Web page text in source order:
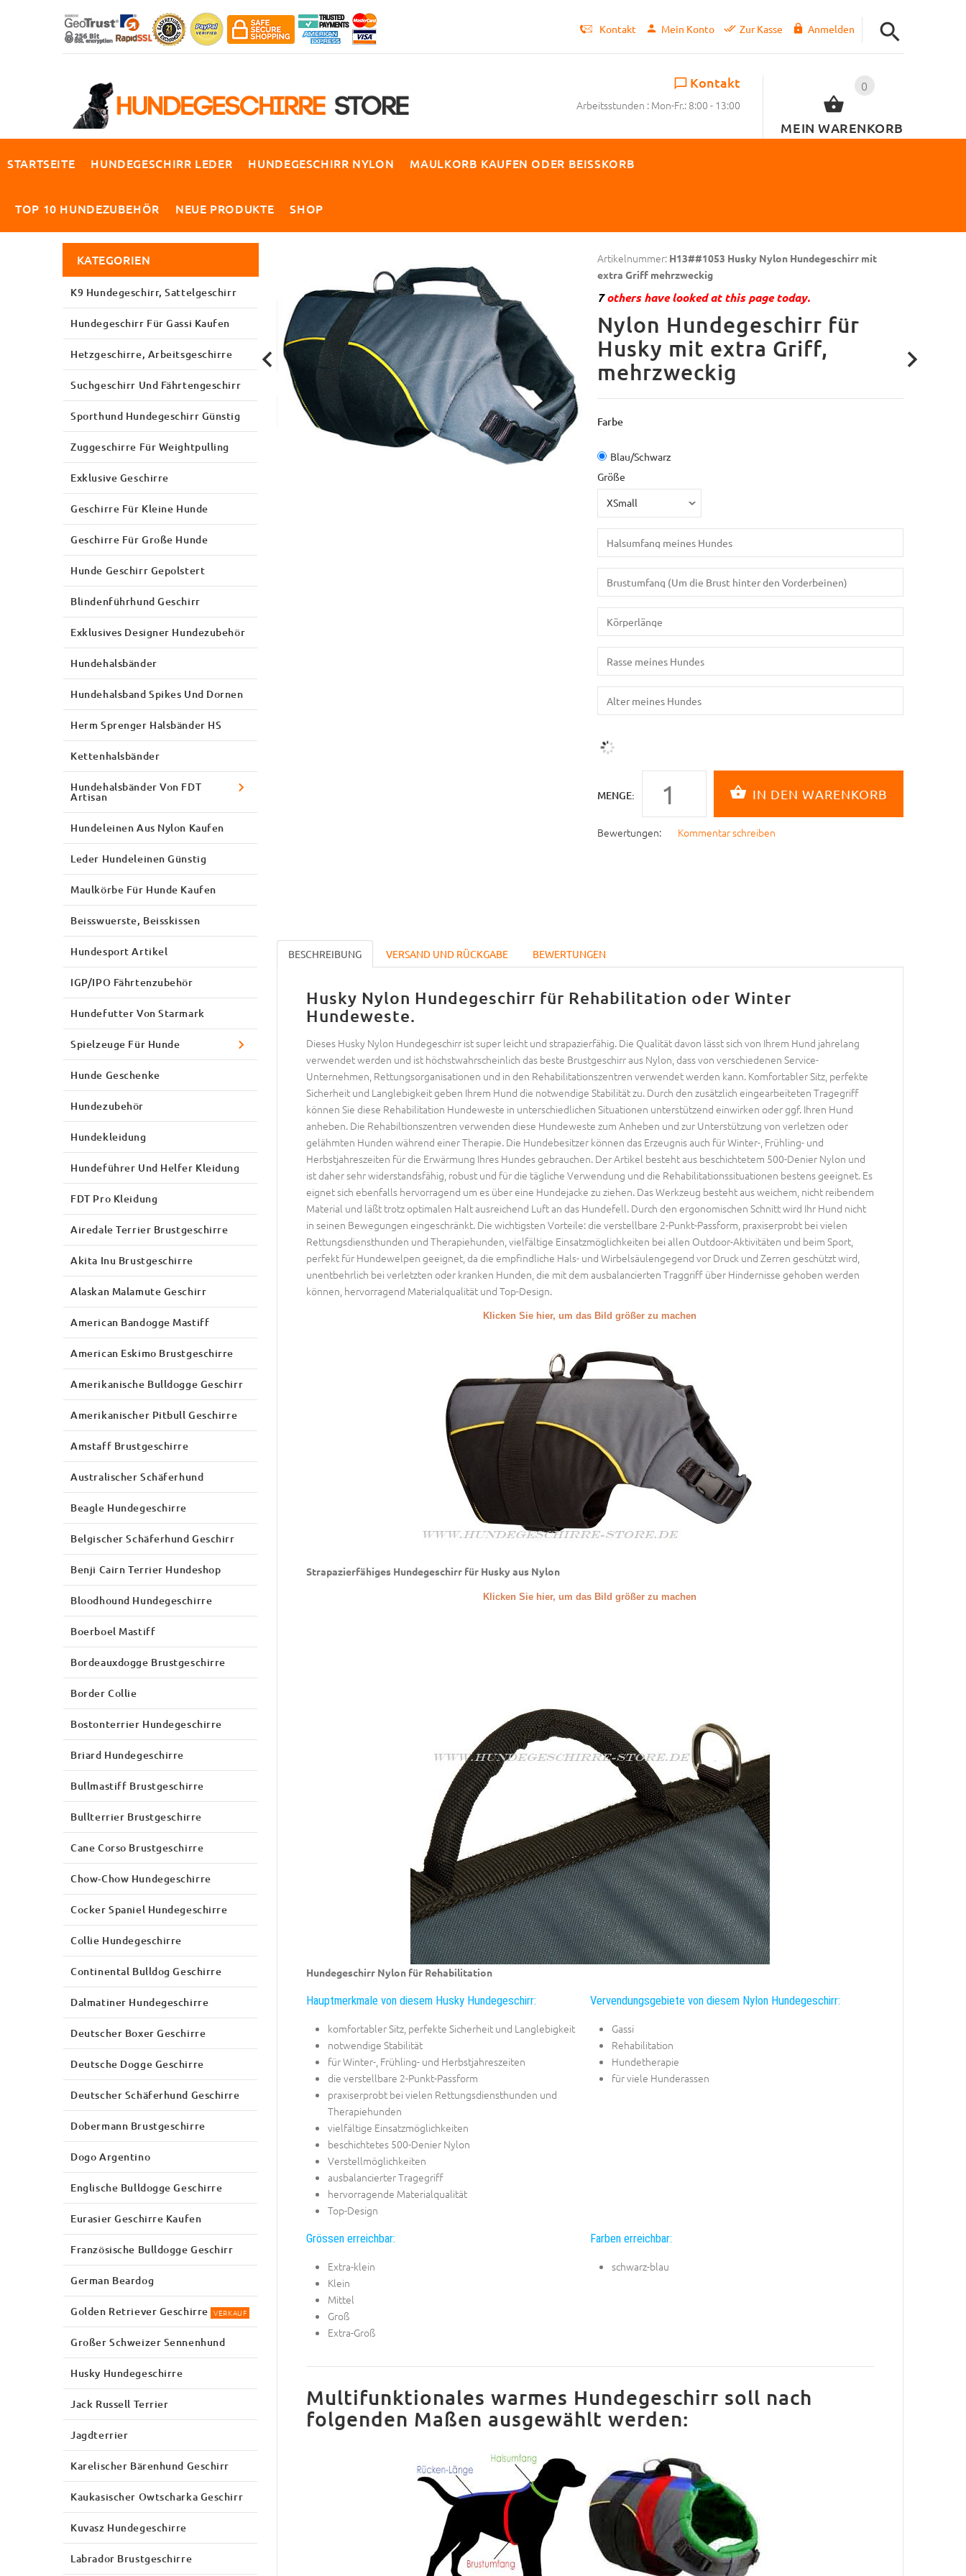
Kontakt Mein Konto Zur Kasse Anmelden
0
MEIN WARENKORB
Kontakt
Arbeitsstunden : Mon-Fr.: 8:00 - 13:00
STARTSEITE HUNDEGESCHIRR LEDER HUNDEGESCHIRR NYLON MAULKORB KAUFEN ODER BEISSKORB
TOP 10 HUNDEZUBEHÖR NEUE PRODUKTE SHOP
Artikelnummer: H13##1053 Husky Nylon Hundegeschirr mit
extra Griff mehrzweckig
7others have looked at this page today.
Nylon Hundegeschirr für
Husky mit extra Griff,
mehrzweckig
Farbe
Blau/Schwarz
Größe
MENGE:
Bewertungen: Kommentar schreiben
BESCHREIBUNG VERSAND UND RÜCKGABE BEWERTUNGEN
Husky Nylon Hundegeschirr für Rehabilitation oder Winter
Hundeweste.
Dieses Husky Nylon Hundegeschirr ist super leicht und strapazierfähig. Die Qualität davon lässt sich von Ihrem Hund jahrelang
verwendet werden und ist höchstwahrscheinlich das beste Brustgeschirr aus Nylon, dass von verschiedenen Service-
Unternehmen, Rettungsorganisationen und in den Rehabilitationszentren verwendet werden kann. Komfortabler Sitz, perfekte
Sicherheit und Langlebigkeit geben Ihrem Hund die notwendige Stabilität zu. Durch den zusätzlich eingearbeiteten Tragegriff
können Sie diese Rehabilitation Hundeweste in unterschiedlichen Situationen unterstützend einwirken oder ggf. Ihren Hund
anheben. Die Rehabiltionszentren verwenden diese Hundeweste zum Anheben und zur Unterstützung von verletzen oder
gelähmten Hunden während einer Therapie. Die Hundebesitzer können das Erzeugnis auch für Winter-, Frühling- und
Herbstjahreszeiten für die Erwärmung Ihres Hundes gebrauchen. Der Artikel besteht aus beschichtetem 500-Denier Nylon und
ist daher sehr widerstandsfähig, robust und für die tägliche Verwendung und die Rehabilitationssituationen bestens geeignet. Es
eignet sich ebenfalls hervorragend um es über eine Hundejacke zu ziehen. Das Werkzeug besteht aus weichem, nicht reibendem
Material und läßt trotz optimalen Halt ausreichend Luft an das Hundefell. Durch den ergonomischen Schnitt wird Ihr Hund nicht
in seinen Bewegungen eingeschränkt. Die wichtigsten Vorteile: die verstellbare 2-Punkt-Passform, praxiserprobt bei vielen
Rettungsdiensthunden und Therapiehunden, vielfältige Einsatzmöglichkeiten bei allen Outdoor-Aktivitäten und beim Sport,
perfekt für Hundewelpen geeignet, da die empfindliche Hals- und Wirbelsäulengegend vor Druck und Zerren geschützt wird,
unentbehrlich bei verletzten oder kranken Hunden, die mit dem ausbalancierten Traggriff über Hindernisse gehoben werden
können, hervorragend Materialqualität und Top-Design.
Klicken Sie hier, um das Bild größer zu machen
Strapazierfähiges Hundegeschirr für Husky aus Nylon
Klicken Sie hier, um das Bild größer zu machen
Hundegeschirr Nylon für Rehabilitation
Hauptmerkmale von diesem Husky Hundegeschirr:
komfortabler Sitz, perfekte Sicherheit und Langlebigkeit
notwendige Stabilität
für Winter-, Frühling- und Herbstjahreszeiten
die verstellbare 2-Punkt-Passform
praxiserprobt bei vielen Rettungsdiensthunden und
Therapiehunden
vielfältige Einsatzmöglichkeiten
beschichtetes 500-Denier Nylon
Verstellmöglichkeiten
ausbalancierter Tragegriff
hervorragende Materialqualität
Top-Design
Vervendungsgebiete von diesem Nylon Hundegeschirr:
Gassi
Rehabilitation
Hundetherapie
für viele Hunderassen
Grössen erreichbar:
Extra-klein
Klein
Mittel
Groß
Extra-Groß
Farben erreichbar:
schwarz-blau
Multifunktionales warmes Hundegeschirr soll nach
folgenden Maßen ausgewählt werden:
KATEGORIEN
K9 Hundegeschirr, Sattelgeschirr
Hundegeschirr Für Gassi Kaufen
Hetzgeschirre, Arbeitsgeschirre
Suchgeschirr Und Fährtengeschirr
Sporthund Hundegeschirr Günstig
Zuggeschirre Für Weightpulling
Exklusive Geschirre
Geschirre Für Kleine Hunde
Geschirre Für Große Hunde
Hunde Geschirr Gepolstert
Blindenführhund Geschirr
Exklusives Designer Hundezubehör
Hundehalsbänder
Hundehalsband Spikes Und Dornen
Herm Sprenger Halsbänder HS
Kettenhalsbänder
Hundehalsbänder Von FDT
Artisan
Hundeleinen Aus Nylon Kaufen
Leder Hundeleinen Günstig
Maulkörbe Für Hunde Kaufen
Beisswuerste, Beisskissen
Hundesport Artikel
IGP/IPO Fährtenzubehör
Hundefutter Von Starmark
Spielzeuge Für Hunde
Hunde Geschenke
Hundezubehör
Hundekleidung
Hundeführer Und Helfer Kleidung
FDT Pro Kleidung
Airedale Terrier Brustgeschirre
Akita Inu Brustgeschirre
Alaskan Malamute Geschirr
American Bandogge Mastiff
American Eskimo Brustgeschirre
Amerikanische Bulldogge Geschirr
Amerikanischer Pitbull Geschirre
Amstaff Brustgeschirre
Australischer Schäferhund
Beagle Hundegeschirre
Belgischer Schäferhund Geschirr
Benji Cairn Terrier Hundeshop
Bloodhound Hundegeschirre
Boerboel Mastiff
Bordeauxdogge Brustgeschirre
Border Collie
Bostonterrier Hundegeschirre
Briard Hundegeschirre
Bullmastiff Brustgeschirre
Bullterrier Brustgeschirre
Cane Corso Brustgeschirre
Chow-Chow Hundegeschirre
Cocker Spaniel Hundegeschirre
Collie Hundegeschirre
Continental Bulldog Geschirre
Dalmatiner Hundegeschirre
Deutscher Boxer Geschirre
Deutsche Dogge Geschirre
Deutscher Schäferhund Geschirre
Dobermann Brustgeschirre
Dogo Argentino
Englische Bulldogge Geschirre
Eurasier Geschirre Kaufen
Französische Bulldogge Geschirr
German Beardog
Golden Retriever Geschirre VERKAUF
Großer Schweizer Sennenhund
Husky Hundegeschirre
Jack Russell Terrier
Jagdterrier
Karelischer Bärenhund Geschirr
Kaukasischer Owtscharka Geschirr
Kuvasz Hundegeschirre
Labrador Brustgeschirre